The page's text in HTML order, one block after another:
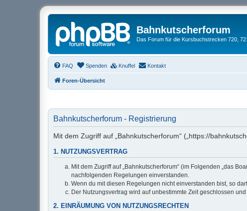
Bahnkutscherforum
Das Forum für die Kursbuchstrecken 720,
FAQ Spenden Knuffel Kontakt
Foren-Übersicht
Bahnkutscherforum - Registrierung
Mit dem Zugriff auf „Bahnkutscherforum“ („https://
1. NUTZUNGSVERTRAG
Mit dem Zugriff auf „Bahnkutscherforum“ (im Folgenden „das
nachfolgenden Regelungen einverstanden.
Wenn du mit diesen Regelungen nicht einverstanden bist, so
Der Nutzungsvertrag wird auf unbestimmte Zeit geschlossen
2. EINRÄUMUNG VON NUTZUNGSRECHTEN